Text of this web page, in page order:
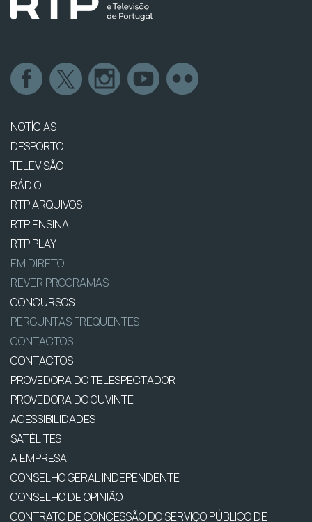
NOTÍCIAS
DESPORTO
TELEVISÃO
RÁDIO
RTP ARQUIVOS
RTP ENSINA
RTP PLAY
EM DIRETO
REVER PROGRAMAS
CONCURSOS
PERGUNTAS FREQUENTES
CONTACTOS
CONTACTOS
PROVEDORA DO TELESPECTADOR
PROVEDORA DO OUVINTE
ACESSIBILIDADES
SATÉLITES
A EMPRESA
CONSELHO GERAL INDEPENDENTE
CONSELHO DE OPINIÃO
CONTRATO DE CONCESSÃO DO SERVIÇO PÚBLICO DE